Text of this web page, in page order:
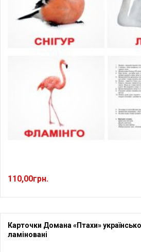
110,00грн.
Карточки Домана «Птахи»
ламіновані